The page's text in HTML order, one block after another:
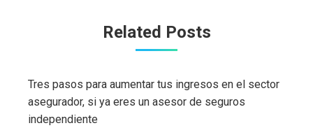
Related Posts
Tres pasos para aumentar tus ingresos en el sector
asegurador, si ya eres un asesor de seguros
independiente